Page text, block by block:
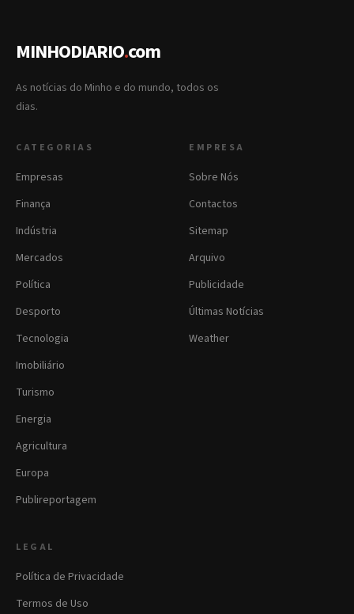
MINHODIARIO.com
As notícias do Minho e do mundo, todos os
dias.
CATEGORIAS
Empresas
Finança
Indústria
Mercados
Política
Desporto
Tecnologia
Imobiliário
Turismo
Energia
Agricultura
Europa
Publireportagem
EMPRESA
Sobre Nós
Contactos
Sitemap
Arquivo
Publicidade
Últimas Notícias
Weather
LEGAL
Política de Privacidade
Termos de Uso